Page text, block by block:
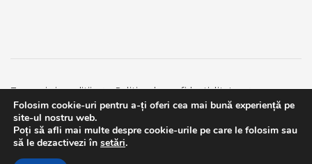
Termeni si conditii
Politica de confidentialitate
Facebook
Contact
© 2019bpnews- Business & Politics Newsbpnews.
Folosim cookie-uri pentru a-ți oferi cea mai bună experiență pe
site-ul nostru web.
Poți să afli mai multe despre cookie-urile pe care le folosim sau
să le dezactivezi în setări.
This website uses GDPR cookies. By continuing to use this
website you are giving consent to cookies being used. Visit our